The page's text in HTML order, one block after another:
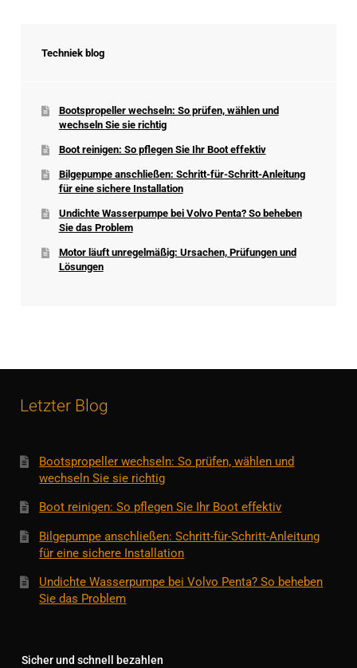
Techniek blog
Bootspropeller wechseln: So prüfen, wählen und
wechseln Sie sie richtig
Boot reinigen: So pflegen Sie Ihr Boot effektiv
Bilgepumpe anschließen: Schritt-für-Schritt-Anleitung
für eine sichere Installation
Undichte Wasserpumpe bei Volvo Penta? So beheben
Sie das Problem
Motor läuft unregelmäßig: Ursachen, Prüfungen und
Lösungen
Letzter Blog
Bootspropeller wechseln: So prüfen, wählen und
wechseln Sie sie richtig
Boot reinigen: So pflegen Sie Ihr Boot effektiv
Bilgepumpe anschließen: Schritt-für-Schritt-Anleitung
für eine sichere Installation
Undichte Wasserpumpe bei Volvo Penta? So beheben
Sie das Problem
Sicher und schnell bezahlen